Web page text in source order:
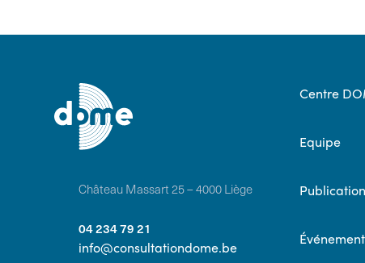
Château Massart 25 – 4000 Liège
04 234 79 21
info@consultationdome.be
Centre
Equipe